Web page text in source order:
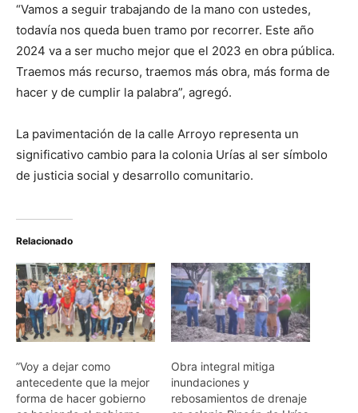
“Vamos a seguir trabajando de la mano con ustedes,
todavía nos queda buen tramo por recorrer. Este año
2024 va a ser mucho mejor que el 2023 en obra pública.
Traemos más recurso, traemos más obra, más forma de
hacer y de cumplir la palabra”, agregó.
La pavimentación de la calle Arroyo representa un
significativo cambio para la colonia Urías al ser símbolo
de justicia social y desarrollo comunitario.
Relacionado
”Voy a dejar como
antecedente que la mejor
forma de hacer gobierno
Obra integral mitiga
inundaciones y
rebosamientos de drenaje